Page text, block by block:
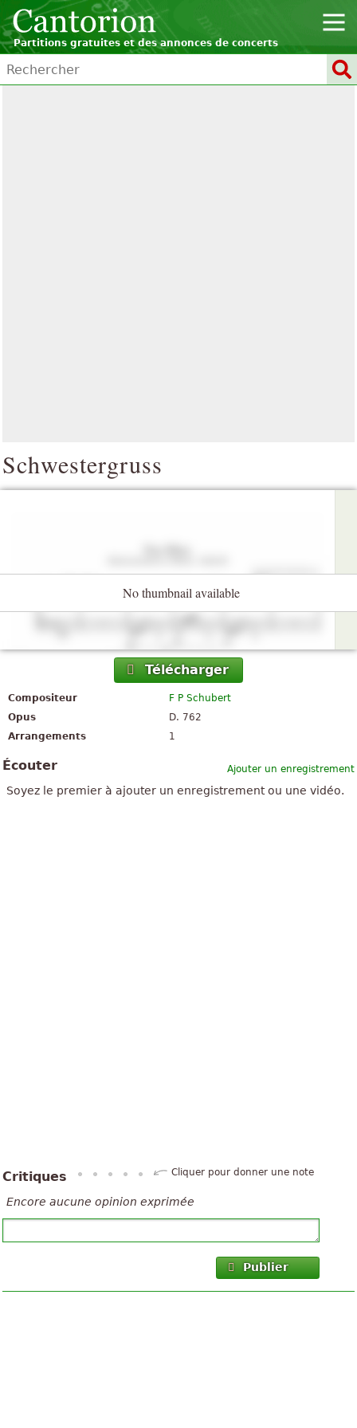
Partitions gratuites et des annonces de concerts
Schwestergruss
No thumbnail available
Télécharger
Compositeur
F P Schubert
Opus
D. 762
Arrangements
1
Ajouter un enregistrement
Écouter
Soyez le premier à ajouter un enregistrement ou une vidéo.
Critiques Cliquer pour donner une note
Encore aucune opinion exprimée
Publier